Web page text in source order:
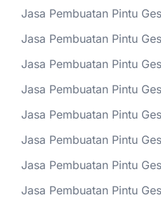
Jasa Pembuatan Pintu
Jasa Pembuatan Pintu
Jasa Pembuatan Pintu
Jasa Pembuatan Pintu
Jasa Pembuatan Pintu
Jasa Pembuatan Pintu
Jasa Pembuatan Pintu
Jasa Pembuatan Pintu